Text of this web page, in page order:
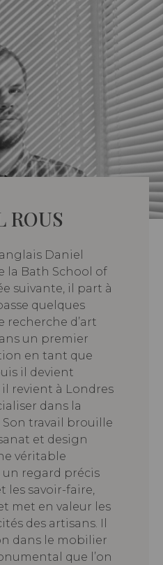
ROUS
Daniel
la Bath School of
suivante, il part à
quelques
recherche d’art
un premier
en tant que
il devient
il revient à Londres
dans la
travail brouille
et design
véritable
regard précis
les savoir-faire,
met en valeur les
des artisans. Il
dans le mobilier
que l’on